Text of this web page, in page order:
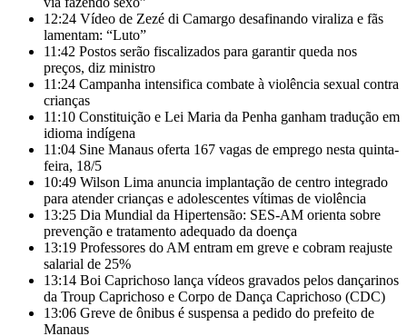
12:24 Vídeo de Zezé di Camargo desafinando viraliza e fãs
lamentam: “Luto”
11:42 Postos serão fiscalizados para garantir queda nos
preços, diz ministro
11:24 Campanha intensifica combate à violência sexual contra
crianças
11:10 Constituição e Lei Maria da Penha ganham tradução em
idioma indígena
11:04 Sine Manaus oferta 167 vagas de emprego nesta quinta-
feira, 18/5
10:49 Wilson Lima anuncia implantação de centro integrado
para atender crianças e adolescentes vítimas de violência
13:25 Dia Mundial da Hipertensão: SES-AM orienta sobre
prevenção e tratamento adequado da doença
13:19 Professores do AM entram em greve e cobram reajuste
salarial de 25%
13:14 Boi Caprichoso lança vídeos gravados pelos dançarinos
da Troup Caprichoso e Corpo de Dança Caprichoso (CDC)
13:06 Greve de ônibus é suspensa a pedido do prefeito de
Manaus